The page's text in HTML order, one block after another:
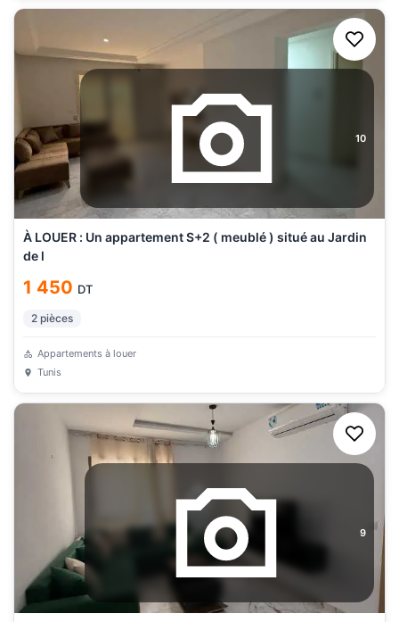
10
À LOUER : Un appartement S+2 ( meublé ) situé au Jardin
de l
1 450 DT
2 pièces
Appartements à louer
Tunis
9